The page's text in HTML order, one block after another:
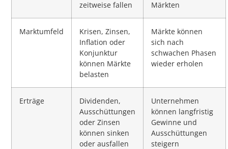
zeitweise fallen Märkten
Marktumfeld
Krisen, Zinsen,
Inflation oder
Konjunktur
können Märkte
belasten
Märkte können
sich nach
schwachen Phasen
wieder erholen
Erträge
Dividenden,
Ausschüttungen
oder Zinsen
können sinken
oder ausfallen
Unternehmen
können langfristig
Gewinne und
Ausschüttungen
steigern